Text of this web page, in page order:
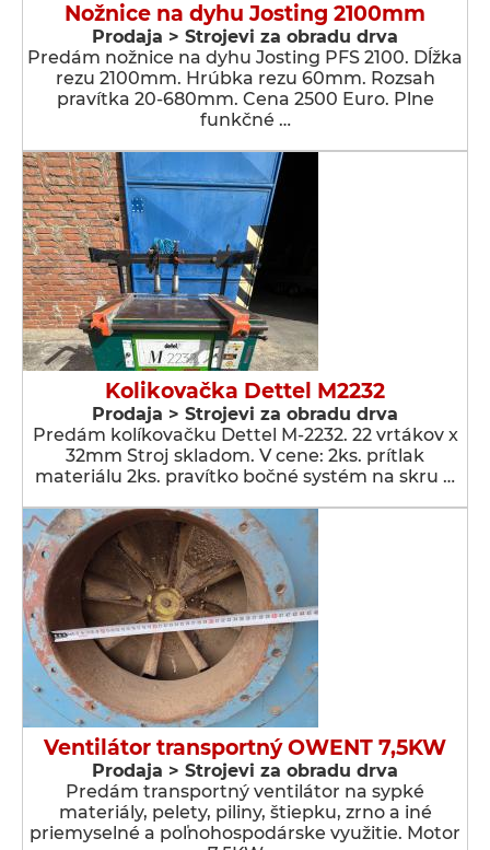
Nožnice na dyhu Josting 2100mm
Prodaja > Strojevi za obradu drva
Predám nožnice na dyhu Josting PFS 2100. Dĺžka
rezu 2100mm. Hrúbka rezu 60mm. Rozsah
pravítka 20-680mm. Cena 2500 Euro. Plne
funkčné …
Kolikovačka Dettel M2232
Prodaja > Strojevi za obradu drva
Predám kolíkovačku Dettel M-2232. 22 vrtákov x
32mm Stroj skladom. V cene: 2ks. prítlak
materiálu 2ks. pravítko bočné systém na skru …
Ventilátor transportný OWENT 7,5KW
Prodaja > Strojevi za obradu drva
Predám transportný ventilátor na sypké
materiály, pelety, piliny, štiepku, zrno a iné
priemyselné a poľnohospodárske využitie. Motor